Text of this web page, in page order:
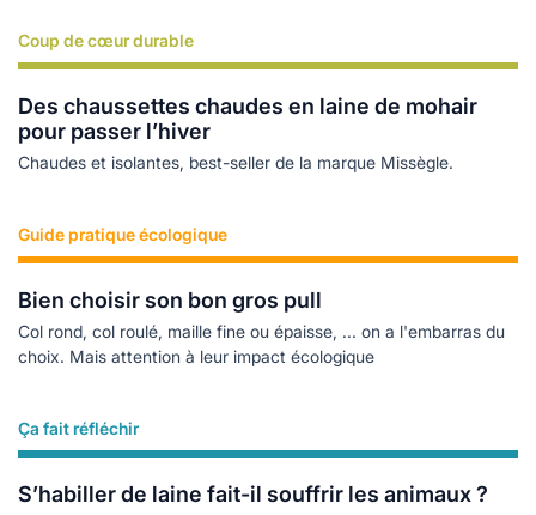
Coup de cœur durable
Des chaussettes chaudes en laine de mohair
pour passer l’hiver
Chaudes et isolantes, best-seller de la marque Missègle.
Lire plus
Guide pratique écologique
Bien choisir son bon gros pull
Col rond, col roulé, maille fine ou épaisse, ... on a l'embarras du
choix. Mais attention à leur impact écologique
Lire plus
Ça fait réfléchir
S’habiller de laine fait-il souffrir les animaux ?
Lire plus